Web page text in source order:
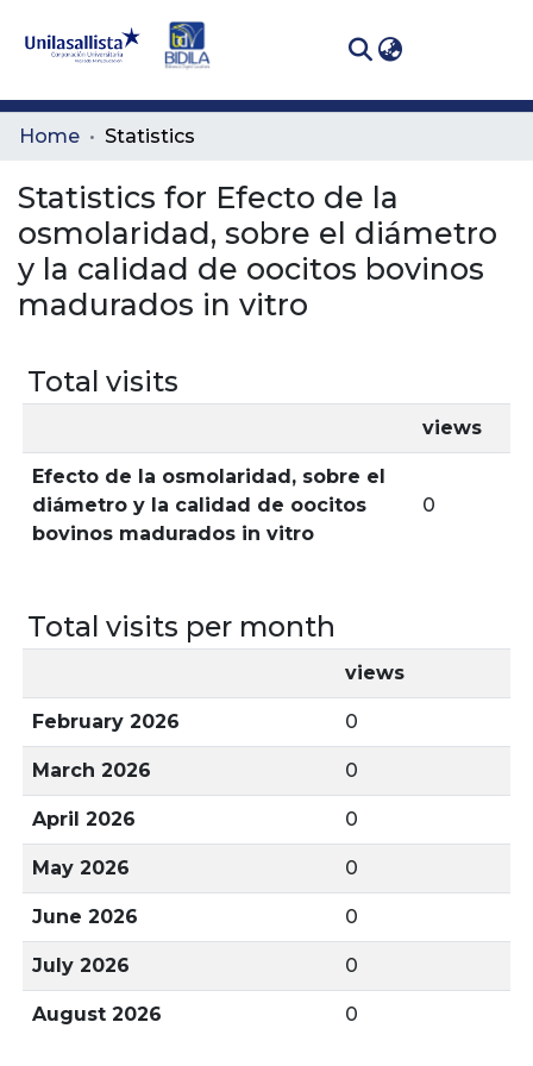
Communities
All of DSpace
Home Statistics
Statistics for Efecto de la
osmolaridad, sobre el diámetro
y la calidad de oocitos bovinos
madurados in vitro
Total visits
views
Efecto de la osmolaridad, sobre el
diámetro y la calidad de oocitos
bovinos madurados in vitro
0
Total visits per month
views
February 2026 0
March 2026 0
April 2026 0
May 2026 0
June 2026 0
July 2026 0
August 2026 0